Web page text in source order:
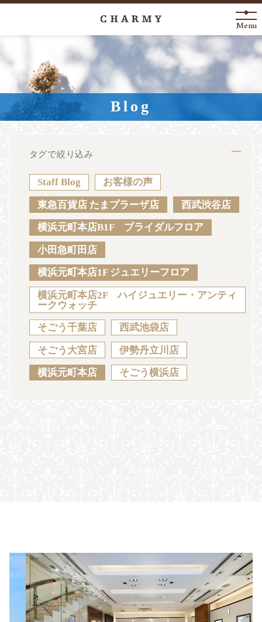
New Arrival
About
Engagement Ring
Anniversary
News Blog
Sustainability Voice Catalog
JA EN CH KO
Menu
Blog
タグで絞り込み
Staff Blog お客様の声
東急百貨店 たまプラーザ店 西武渋谷店
横浜元町本店B1F ブライダルフロア
小田急町田店
横浜元町本店1F ジュエリーフロア
横浜元町本店2F ハイジュエリー・アンティ
ークウォッチ
そごう千葉店 西武池袋店
そごう大宮店 伊勢丹立川店
横浜元町本店 そごう横浜店